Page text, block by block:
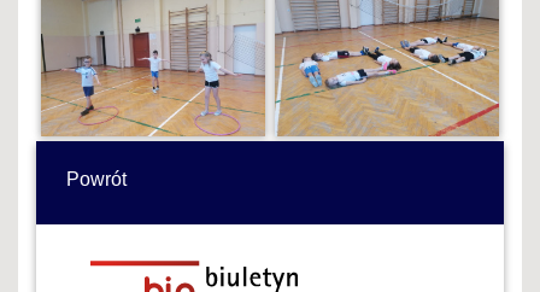
Powrót